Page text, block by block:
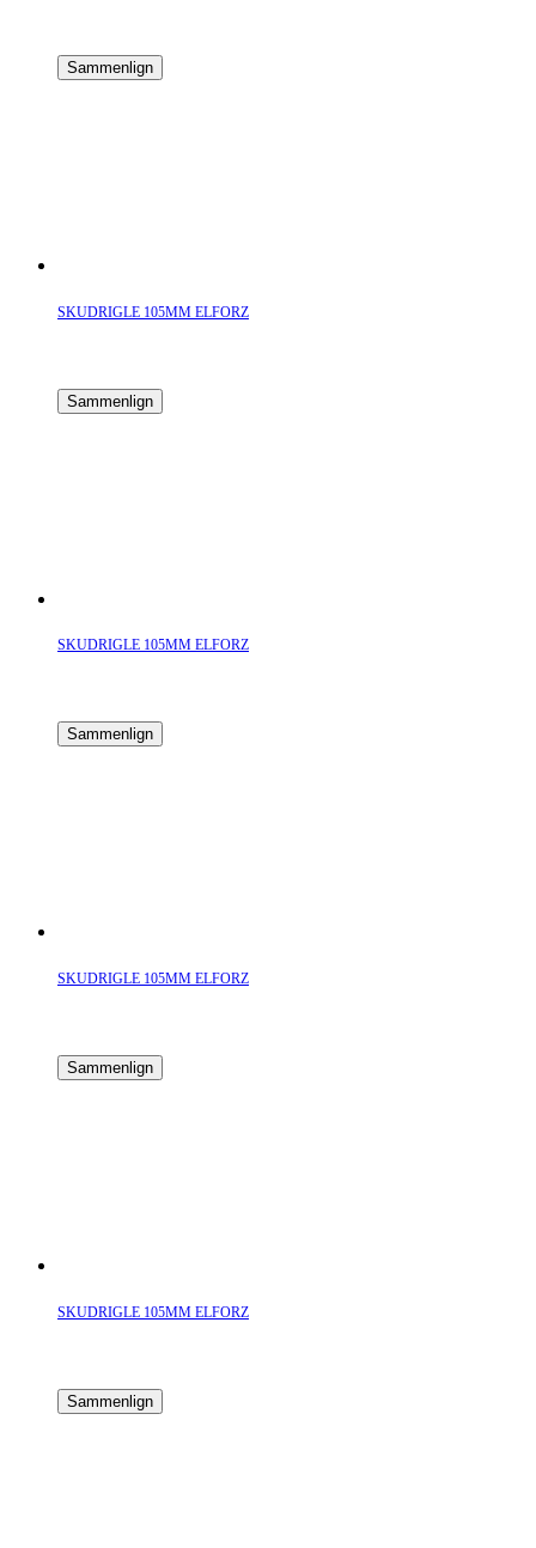
Sammenlign
SKUDRIGLE 105MM ELFORZ
Sammenlign
SKUDRIGLE 105MM ELFORZ
Sammenlign
SKUDRIGLE 105MM ELFORZ
Sammenlign
SKUDRIGLE 105MM ELFORZ
Sammenlign